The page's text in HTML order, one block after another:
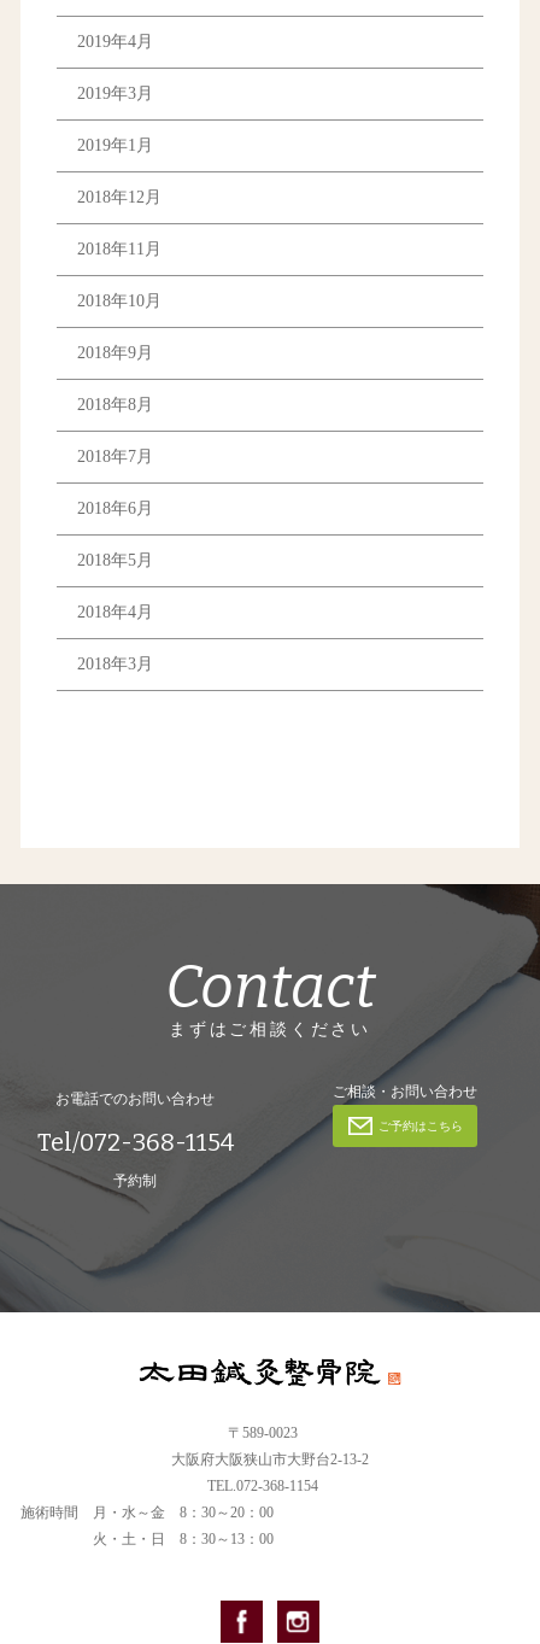
2019年4月
2019年3月
2019年1月
2018年12月
2018年11月
2018年10月
2018年9月
2018年8月
2018年7月
2018年6月
2018年5月
2018年4月
2018年3月
Contact
まずはご相談ください
お電話でのお問い合わせ
Tel/072-368-1154
予約制
ご相談・お問い合わせ
ご予約はこちら
〒589-0023
大阪府大阪狭山市大野台2-13-2
TEL.072-368-1154
施術時間
月・水～金 8：30～20：00
火・土・日 8：30～13：00